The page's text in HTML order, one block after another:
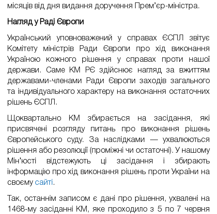
місяців від дня видання доручення Прем’єр-міністра.
Нагляд у Раді Європи
Український уповноважений у справах ЄСПЛ звітує
Комітету міністрів Ради Європи про хід виконання
Україною кожного рішення у справах проти нашої
держави. Саме КМ РЄ здійснює нагляд за вжиттям
державами-членами Ради Європи заходів загального
та індивідуального характеру на виконання остаточних
рішень ЄСПЛ.
Щоквартально КМ збирається на засідання, які
присвячені розгляду питань про виконання рішень
Європейського суду. За наслідками — ухвалюються
рішення або резолюції (проміжні чи остаточні). У нашому
Мін’юсті відстежують ці засідання і збирають
інформацію про хід виконання рішень проти України на
своєму сайті .
Так, останнім записом є дані про рішення, ухвалені на
1468-му засіданні КМ, яке проходило з 5 по 7 червня